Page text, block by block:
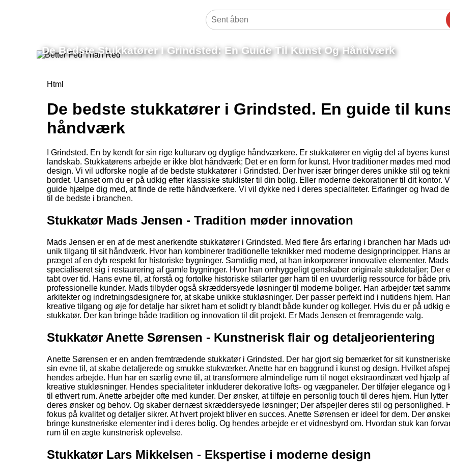
De Bedste Stukkatører I Grindsted: En Guide Til Kunst Og Håndværk
Html
De bedste stukkatører i Grindsted. En guide til
håndværk
I Grindsted. En by kendt for sin rige kulturarv og dygtige håndværkere. Er stukkatører en vigtig del af byens
landskab. Stukkatørens arbejde er ikke blot håndværk; Det er en form for kunst. Hvor traditioner mødes med
design. Vi vil udforske nogle af de bedste stukkatører i Grindsted. Der hver især bringer deres unikke stil og
bordet. Uanset om du er på udkig efter klassiske stuklister til din bolig. Eller moderne dekorationer til dit kontor.
guide hjælpe dig med, at finde de rette håndværkere. Vi vil dykke ned i deres specialiteter. Erfaringer og hvad
til de bedste i branchen.
Stukkatør Mads Jensen - Tradition møder innovation
Mads Jensen er en af de mest anerkendte stukkatører i Grindsted. Med flere års erfaring i branchen har Mads
unik tilgang til sit håndværk. Hvor han kombinerer traditionelle teknikker med moderne designprincipper. Hans
præget af en dyb respekt for historiske bygninger. Samtidig med, at han inkorporerer innovative elementer. Mads
specialiseret sig i restaurering af gamle bygninger. Hvor han omhyggeligt genskaber originale stukdetaljer; Der
tabt over tid. Hans evne til, at forstå og fortolke historiske stilarter gør ham til en uvurderlig ressource for både
professionelle kunder. Mads tilbyder også skræddersyede løsninger til moderne boliger. Han arbejder tæt
arkitekter og indretningsdesignere for, at skabe unikke stukløsninger. Der passer perfekt ind i nutidens hjem.
kreative tilgang og øje for detalje har sikret ham et solidt ry blandt både kunder og kolleger. Hvis du er på udkig
stukkatør. Der kan bringe både tradition og innovation til dit projekt. Er Mads Jensen et fremragende valg.
Stukkatør Anette Sørensen - Kunstnerisk flair og detaljeorientering
Anette Sørensen er en anden fremtrædende stukkatør i Grindsted. Der har gjort sig bemærket for sit
sin evne til, at skabe detaljerede og smukke stukværker. Anette har en baggrund i kunst og design. Hvilket
hendes arbejde. Hun har en særlig evne til, at transformere almindelige rum til noget ekstraordinært ved hjælp
kreative stukløsninger. Hendes specialiteter inkluderer dekorative lofts- og vægpaneler. Der tilføjer elegance og
til ethvert rum. Anette arbejder ofte med kunder. Der ønsker, at tilføje en personlig touch til deres hjem. Hun lytter
deres ønsker og behov. Og skaber dernæst skræddersyede løsninger; Der afspejler deres stil og personlighed.
fokus på kvalitet og detaljer sikrer. At hvert projekt bliver en succes. Anette Sørensen er ideel for dem. Der
bringe kunstneriske elementer ind i deres bolig. Og hendes arbejde er et vidnesbyrd om. Hvordan stuk kan
rum til en ægte kunstnerisk oplevelse.
Stukkatør Lars Mikkelsen - Ekspertise i moderne design